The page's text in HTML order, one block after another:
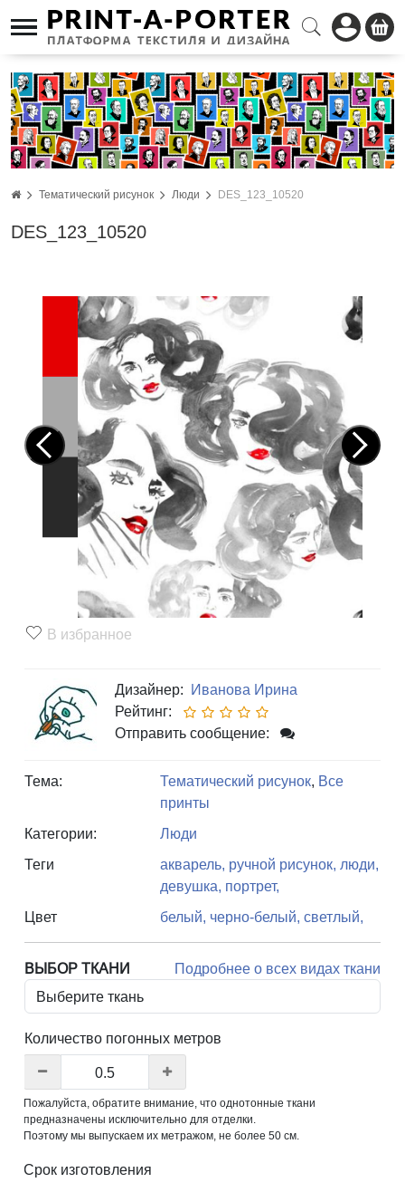
Тематический рисунок Люди DES_123_10520
DES_123_10520
Pre
vio
Nex
t
В избранное
Дизайнер: Иванова Ирина
Рейтинг:
Отправить сообщение:
Тема: Тематический рисунок, Все
принты
Категории:
Люди
Теги
акварель, ручной рисунок, люди,
девушка, портрет,
Цвет
белый, черно-белый, светлый,
ВЫБОР ТКАНИ Подробнее о всех видах ткани
Количество погонных метров
Пожалуйста, обратите внимание, что однотонные ткани
предназначены исключительно для отделки.
Поэтому мы выпускаем их метражом, не более 50 см.
Срок изготовления